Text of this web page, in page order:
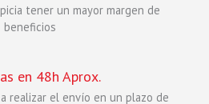
tener un mayor margen de
beneficios
en 48h Aprox.
realizar el envío en un plazo de